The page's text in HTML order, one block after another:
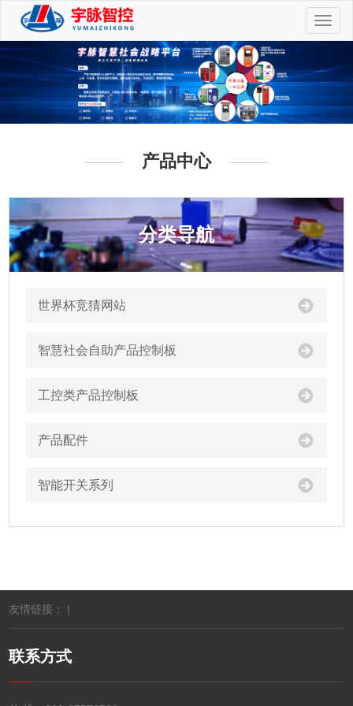
切
换
航
产品中心
分类导航
世界杯竞猜网站
智慧社会自助产品控制板
工控类产品控制板
产品配件
智能开关系列
友情链接： |
联系方式